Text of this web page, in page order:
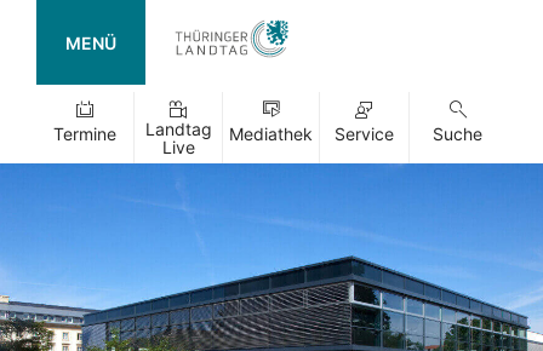
MENÜ
Termine
Landtag
Live
Mediathek Service Suche